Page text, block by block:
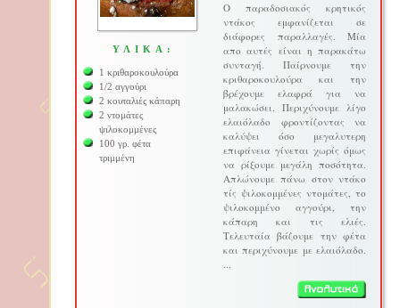
ΥΛΙΚΑ:
1 κριθαροκουλούρα
1/2 αγγούρι
2 κουταλιές κάπαρη
2 ντομάτες
ψιλοκομμένες
100 γρ. φέτα
τριμμένη
Ο παραδοσιακός κρητικός
ντάκος εμφανίζεται σε
διάφορες παραλλαγές. Μία
απο αυτές είναι η παρακάτω
συνταγή. Παίρνουμε την
κριθαροκουλούρα και την
βρέχουμε ελαφρά για να
μαλακώσει. Περιχύνουμε λίγο
ελαιόλαδο φροντίζοντας να
καλύψει όσο μεγαλυτερη
επιφάνεια γίνεται χωρίς όμως
να ρίξουμε μεγάλη ποσότητα.
Απλώνουμε πάνω στον ντάκο
τίς ψιλοκομμένες ντομάτες, το
ψιλοκομμένο αγγούρι, την
κάπαρη και τις ελιές.
Τελευταία βάζουμε την φέτα
και περιχύνουμε με ελαιόλαδο.
...